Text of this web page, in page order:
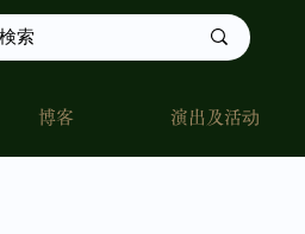
博客 演出及活动